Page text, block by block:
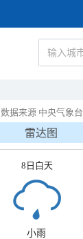
数据来源 中央气象台
雷达图
8日白天
小雨